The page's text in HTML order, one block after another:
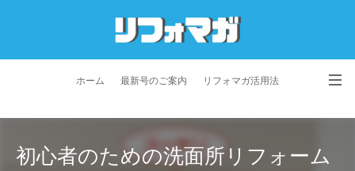
ホーム 最新号のご案内 リフォマガ活用法
プライバシーポリシー 利用規約 会社概要
初心者のための洗面所リフォーム